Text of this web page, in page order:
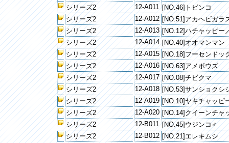
シリーズ2
12-A011 [NO.46]トビンコ
シリーズ2
12-A012 [NO.51]アカヘビガラ
シリーズ2
12-A013 [NO.12]ハチャッピー
シリーズ2
12-A014 [NO.40]オオマンマン
シリーズ2
12-A015 [NO.18]フーセンドッ
シリーズ2
12-A016 [NO.63]アメボウズ
シリーズ2
12-A017 [NO.08]チビクマ
シリーズ2
12-A018 [NO.53]サンショクシ
シリーズ2
12-A019 [NO.10]ヤキチャッピ
シリーズ2
12-A020 [NO.14]クイーンチャ
シリーズ2
12-B011 [NO.45]ウジンコ♂
シリーズ2
12-B012 [NO.21]エレキムシ